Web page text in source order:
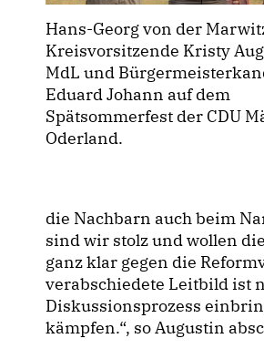
Hans-Georg von der
Kreisvorsitzende Kristy
MdL und
Eduard Johann auf dem
Spätsommerfest der CDU
Oderland.
die Nachbarn auch beim
sind wir stolz und wollen
ganz klar gegen die
verabschiedete Leitbild ist
Diskussionsprozess
kämpfen.“, so Augustin